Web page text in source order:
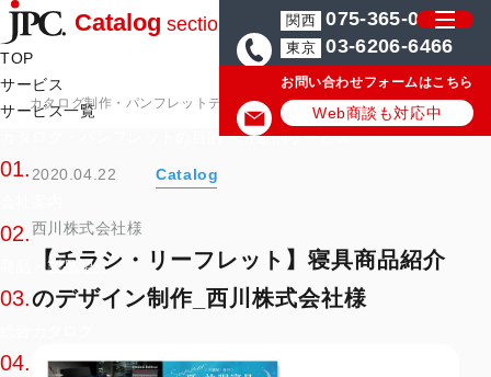
Catalog section
TOP
サービス
サービス一覧
カタログ・パンフレットの目的・用途別サービス
01.
02.
商品・製品紹介
03.
04.
関西 075-365-0571
東京 03-6206-6466
お問い合わせフォームはこちら
Web商談も対応中
カタログ制作・パンフレットデザイン会社はJPC カタログ・パンフレ
2020.04.22 Catalog
西川株式会社様
【チラシ・リーフレット】寝具商品紹介
のデザイン制作_西川株式会社様